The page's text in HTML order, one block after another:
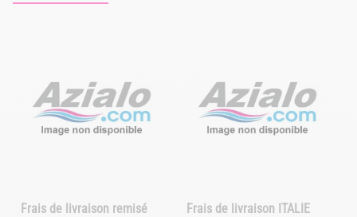
Frais de livraison remisé
Frais de livraison ITALIE